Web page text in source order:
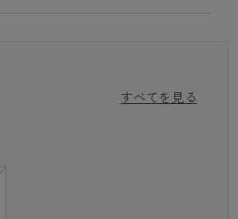
すべてを見る